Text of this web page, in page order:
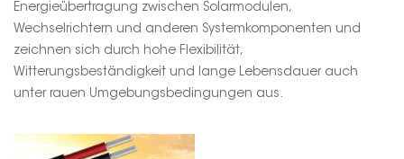
Energieübertragung zwischen Solarmodulen,
Wechselrichtern und anderen Systemkomponenten und
zeichnen sich durch hohe Flexibilität,
Witterungsbeständigkeit und lange Lebensdauer auch
unter rauen Umgebungsbedingungen aus.